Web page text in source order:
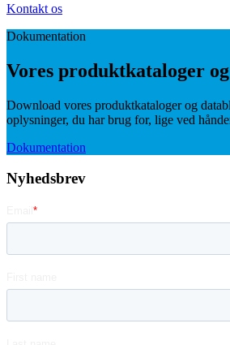
Kontakt os
Dokumentation
Vores produktkataloger
Download vores produktkataloger og
oplysninger, du har brug for, lige ved
Dokumentation
Nyhedsbrev